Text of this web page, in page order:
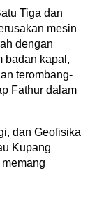
Tiga dan
mesin
dengan
badan kapal,
terombang-
Fathur dalam
dan Geofisika
Kupang